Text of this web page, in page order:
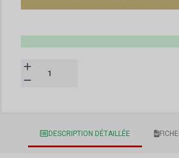
DESCRIPTION DÉTAILLÉE